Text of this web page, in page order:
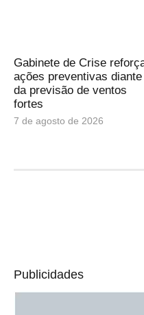
Gabinete de Crise
ações preventivas diante
da previsão de ventos
fortes
7 de agosto de 2026
Publicidades